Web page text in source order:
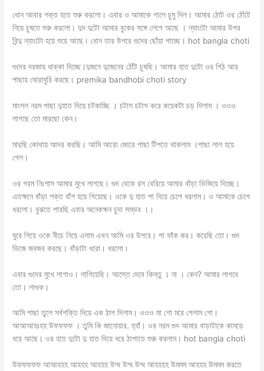
ধোন আবার শক্ত হতে শুরু করলো। এবার ও আমাকে গালে চুমু দিল। আমার ঠোট ওর ঠোঁটে
নিয়ে চুষতে শুরু করলো। দুদ দুটো আমার বুকের সঙ্গে লেগে আছে । ন্যাংটো আমার উপর
বিন্দু ন্যাংটো হয়ে শুয়ে আছে। ধোন তার উপরে গুদের ছোঁয়া পাচ্ছে। hot bangla choti
গুদের দরজায় ধাক্কা দিচ্ছে।দুজনে দুজেনের ঠোঁট চুষছি। আমার হাত দুটো ওর পিঠ আর
পাছায় ঘোরাঘুরি করছে। premika bandhobi choti story
মাংসল নরম পাছা দুহাত দিয়ে চটকাচ্ছি । চটাস চটাস করে কয়েকটা চড় দিলাম । ওওও
লাগছে তো মারছো কেন।
মারছি কোথায় আদর করছি। আমি আরো জোরে পাছা টিপতে থাকলাম ।পাছা লাল হয়ে
গেল।
ওর গরম নিঃশাস আমার মুখে লাগছে। গুদ থেকে রস বেরিয়ে আমার বাঁড়া ভিজিয়ে দিচ্ছে।
এতক্ষনে বাঁড়া শক্ত বাঁশ হয়ে গিয়েছে। ওকে দু হাত পা দিয়ে চেপে ধরলাম। ও আমাকে চেপে
ধরলো। বুঝতে পারছি এবার অনেকক্ষন চুদা সম্ভব ।।
ঘুরে গিয়ে ওকে নীচে নিয়ে এলাম এখন আমি ওর উপরে। পা ফাঁক কর। করেছি তো। গুদ
ভিজে জবজব করছে। বাঁড়াটা ধরো। ধরলো।
এবার গুদের মুখে লাগাও। লাগিয়েছি। আস্তে দেবে কিন্তু । না । কেন? আমার লাগবে
তো। লাগুক।
আমি পাছা তুলে সর্বশক্তি দিয়ে এক ঠাপ দিলাম। ওওও মা গো মরে গেলাম গো।
আআআহঃহহ উফফফফ । তুমি কি জানোয়ার. হ্যাঁ। ওর নরম গুদ আমার বাড়াটাকে কামড়ে
ধরে আছে। ওর হাত দুটো দু হাত দিয়ে ধরে ঠাপাতে শুরু করলাম। hot bangla choti
উফফফফফ আআহহহ আহহহ আহহহ উম্ম উম্ম উম্ম আহহহহ উমমম আহহহ উমমম করতে